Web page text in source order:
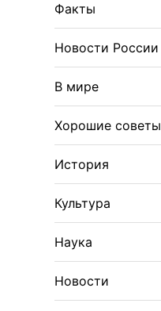
Факты
Новости России
В мире
Хорошие советы
История
Культура
Наука
Новости